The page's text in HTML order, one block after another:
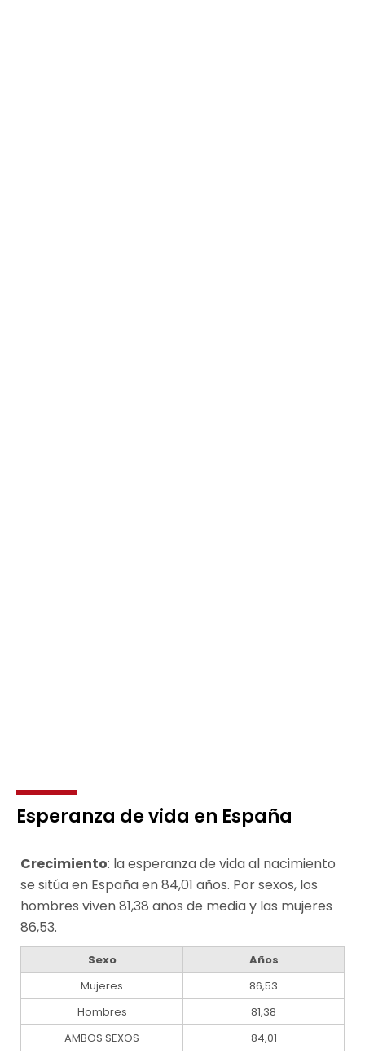
Esperanza de vida en España
Crecimiento: la esperanza de vida al nacimiento
se sitúa en España en 84,01 años. Por sexos, los
hombres viven 81,38 años de media y las mujeres
86,53.
Sexo
Años
Mujeres
86,53
Hombres
81,38
AMBOS SEXOS
84,01